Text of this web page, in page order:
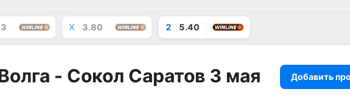
X 3.80 2 5.40
- Сокол Саратов 3 мая
Добавить